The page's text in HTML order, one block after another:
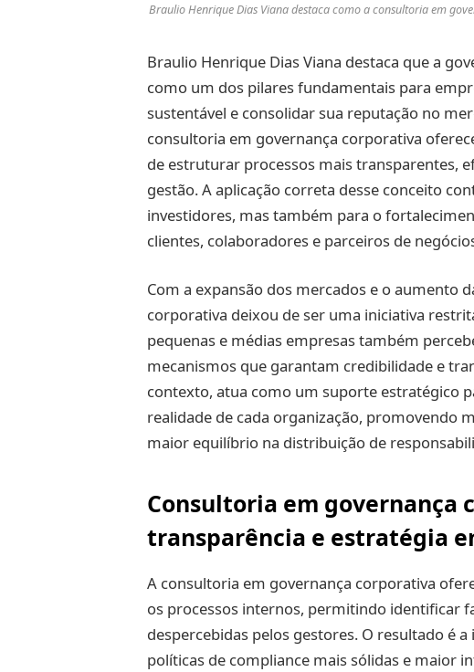
Braulio Henrique Dias Viana destaca como a consultoria em
Braulio Henrique Dias Viana destaca que a
como um dos pilares fundamentais para
sustentável e consolidar sua reputação no
consultoria em governança corporativa
de estruturar processos mais transparentes,
gestão. A aplicação correta desse conceito
investidores, mas também para o
clientes, colaboradores e parceiros de
Com a expansão dos mercados e o aumento
corporativa deixou de ser uma iniciativa
pequenas e médias empresas também
mecanismos que garantam credibilidade e
contexto, atua como um suporte estratégico
realidade de cada organização, promovendo
maior equilíbrio na distribuição de
Consultoria em governança
transparência e estratégia
A consultoria em governança corporativa
os processos internos, permitindo identificar
despercebidas pelos gestores. O resultado é
políticas de compliance mais sólidas e maior